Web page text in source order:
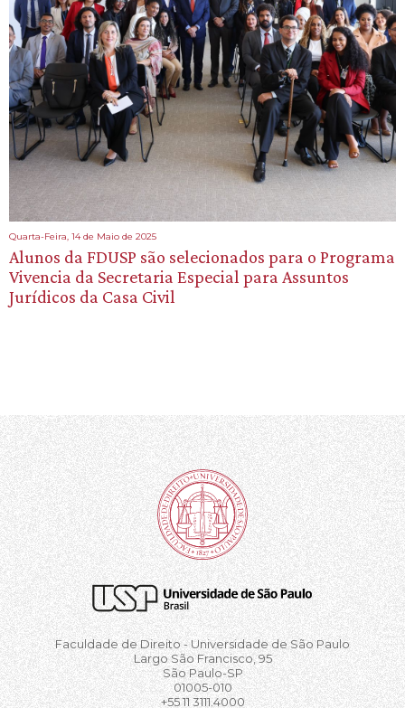
Quarta-Feira, 14 de Maio de 2025
Alunos da FDUSP são selecionados para o Programa
Vivencia da Secretaria Especial para Assuntos
Jurídicos da Casa Civil
Faculdade de Direito - Universidade de São Paulo
Largo São Francisco, 95
São Paulo-SP
01005-010
+55 11 3111.4000